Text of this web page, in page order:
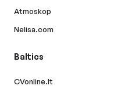
Atmoskop
Nelisa.com
Baltics
CVonline.lt